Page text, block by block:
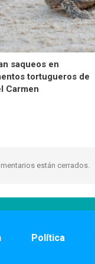
saqueos en
tortugueros de
Carmen
están cerrados.
Política